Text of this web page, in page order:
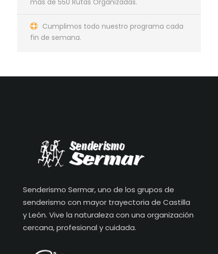
más de 550 Rutas Organizadas.
Cumplimos todo nuestro programa cada
fin de semana.
Senderismo Sermar, uno de los grupos de
senderismo con mayor trayectoria de Castilla
y León. Vive la naturaleza con una organización
cercana, profesional y cuidada.